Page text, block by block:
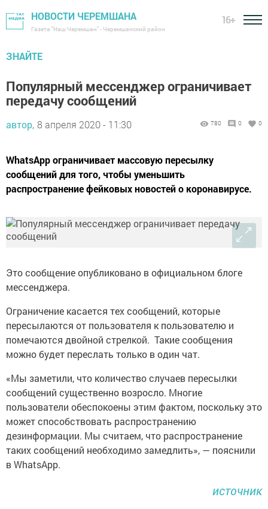
НОВОСТИ ЧЕРЕМШАНА
Газета "Наш Черемшан" - Черемшанский район
16+
ЗНАЙТЕ
Популярный мессенджер ограничивает
передачу сообщений
автор, 8 апреля 2020 - 11:30 780 0 0
WhatsApp ограничивает массовую пересылку
сообщений для того, чтобы уменьшить
распространение фейковых новостей о коронавирусе.
Это сообщение опубликовано в официальном блоге
мессенджера.
Ограничение касается тех сообщений, которые
пересылаются от пользователя к пользователю и
помечаются двойной стрелкой. Такие сообщения
можно будет переслать только в один чат.
«Мы заметили, что количество случаев пересылки
сообщений существенно возросло. Многие
пользователи обеспокоены этим фактом, поскольку это
может способствовать распространению
дезинформации. Мы считаем, что распространение
таких сообщений необходимо замедлить», — пояснили
в WhatsApp.
источник